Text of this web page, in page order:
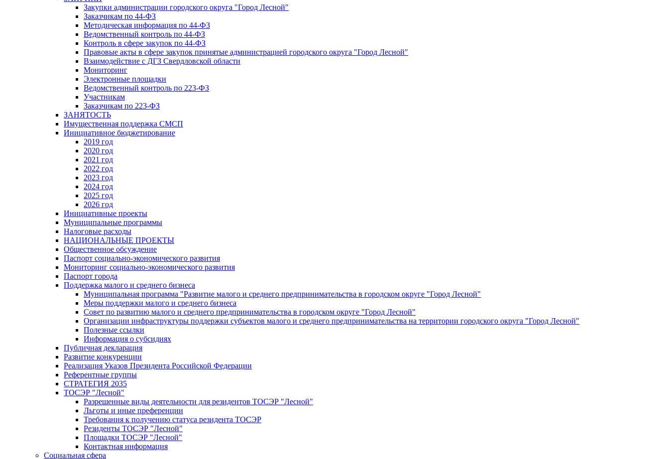
Закупки администрации городского округа "Город Лесной"
Заказчикам по 44-ФЗ
Методическая информация по 44-ФЗ
Ведомственный контроль по 44-ФЗ
Контроль в сфере закупок по 44-ФЗ
Правовые акты в сфере закупок принятые администрацией городского округа "Город Лесной"
Взаимодействие с ДГЗ Свердловской области
Мониторинг
Электронные площадки
Ведомственный контроль по 223-ФЗ
Участникам
Заказчикам по 223-ФЗ
ЗАНЯТОСТЬ
Имущественная поддержка СМСП
Инициативное бюджетирование
2019 год
2020 год
2021 год
2022 год
2023 год
2024 год
2025 год
2026 год
Инициативные проекты
Муниципальные программы
Налоговые расходы
НАЦИОНАЛЬНЫЕ ПРОЕКТЫ
Общественное обсуждение
Паспорт социально-экономического развития
Мониторинг социально-экономического развития
Паспорт города
Поддержка малого и среднего бизнеса
Муниципальная программа "Развитие малого и среднего предпринимательства в городском округе "Город Лесной"
Меры поддержки малого и среднего бизнеса
Совет по развитию малого и среднего предпринимательства в городском округе "Город Лесной"
Организации инфраструктуры поддержки субъектов малого и среднего предпринимательства на территории городского округа "Город Лесной"
Полезные ссылки
Информация о субсидиях
Публичная декларация
Развитие конкуренции
Реализация Указов Президента Российской Федерации
Референтные группы
СТРАТЕГИЯ 2035
ТОСЭР "Лесной"
Разрешенные виды деятельности для резидентов ТОСЭР "Лесной"
Льготы и иные преференции
Требования к получению статуса резидента ТОСЭР
Резиденты ТОСЭР "Лесной"
Площадки ТОСЭР "Лесной"
Контактная информация
Социальная сфера